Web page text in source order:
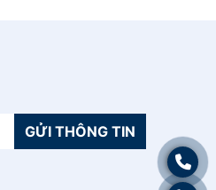
GỬI THÔNG TIN